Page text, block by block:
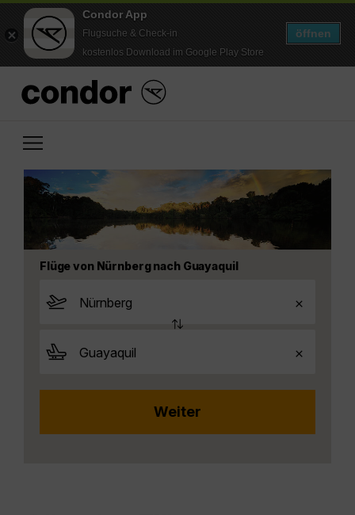
Condor App
Flugsuche & Check-in
kostenlos Download im Google Play Store
öffnen
Flüge von Nürnberg nach Guayaquil